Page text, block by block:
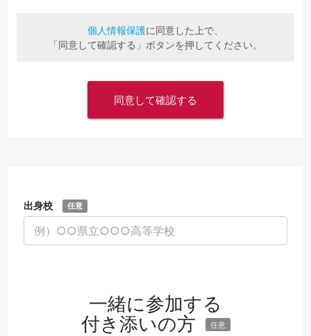
個人情報保護に同意した上で、
「同意して確認する」ボタンを押してください。
出身校 任意
一緒に参加する
付き添いの方
任意